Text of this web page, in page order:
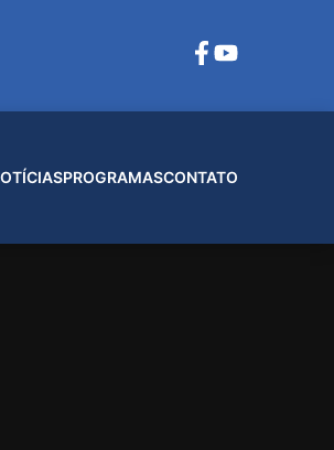
PROGRAMASCONTATO